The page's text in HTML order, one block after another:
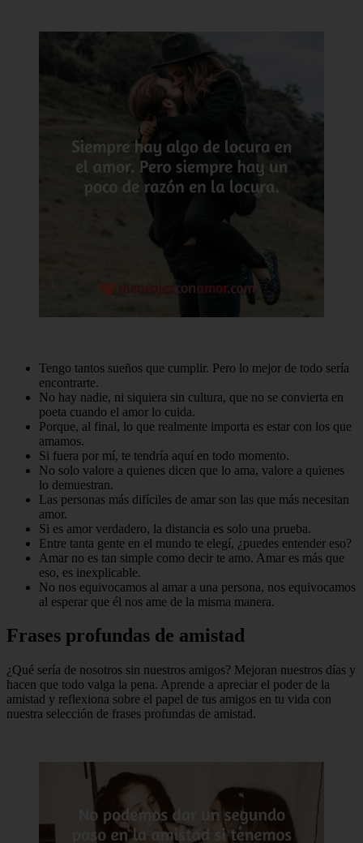
Tengo tantos sueños que cumplir. Pero lo mejor de todo sería
encontrarte.
No hay nadie, ni siquiera sin cultura, que no se convierta en
poeta cuando el amor lo cuida.
Porque, al final, lo que realmente importa es estar con los que
amamos.
Si fuera por mí, te tendría aquí en todo momento.
No solo valore a quienes dicen que lo ama, valore a quienes
lo demuestran.
Las personas más difíciles de amar son las que más necesitan
amor.
Si es amor verdadero, la distancia es solo una prueba.
Entre tanta gente en el mundo te elegí, ¿puedes entender eso?
Amar no es tan simple como decir te amo. Amar es más que
eso, es inexplicable.
No nos equivocamos al amar a una persona, nos equivocamos
al esperar que él nos ame de la misma manera.
Frases profundas de amistad
¿Qué sería de nosotros sin nuestros amigos? Mejoran nuestros días y
hacen que todo valga la pena. Aprende a apreciar el poder de la
amistad y reflexiona sobre el papel de tus amigos en tu vida con
nuestra selección de frases profundas de amistad.